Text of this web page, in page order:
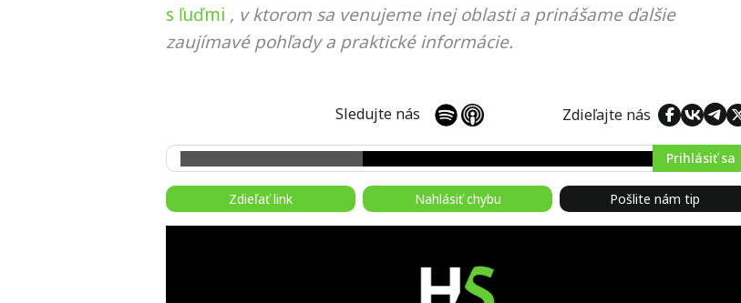
s ľuďmi , v ktorom sa venujeme inej oblasti a prinášame ďalšie
zaujímavé pohľady a praktické informácie.
Sledujte nás Zdieľajte nás
Prihlásiť sa
Zdieľať link Nahlásiť chybu Pošlite nám tip